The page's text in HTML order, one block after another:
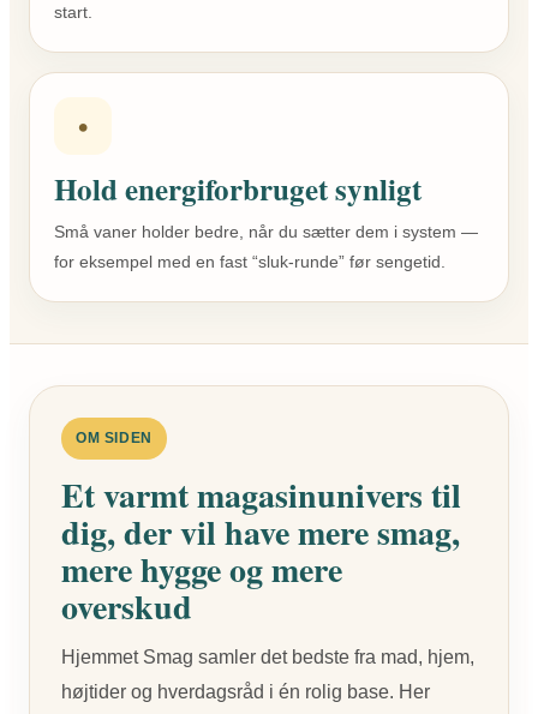
start.
•
Hold energiforbruget synligt
Små vaner holder bedre, når du sætter dem i system —
for eksempel med en fast “sluk-runde” før sengetid.
OM SIDEN
Et varmt magasinunivers til
dig, der vil have mere smag,
mere hygge og mere
overskud
Hjemmet Smag samler det bedste fra mad, hjem,
højtider og hverdagsråd i én rolig base. Her